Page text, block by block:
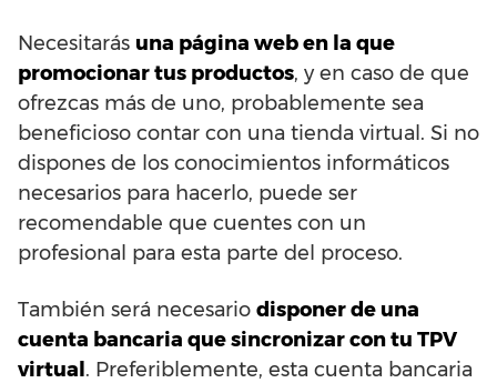
Necesitarás una página web en la que
promocionar tus productos, y en caso de que
ofrezcas más de uno, probablemente sea
beneficioso contar con una tienda virtual. Si no
dispones de los conocimientos informáticos
necesarios para hacerlo, puede ser
recomendable que cuentes con un
profesional para esta parte del proceso.
También será necesario disponer de una
cuenta bancaria que sincronizar con tu TPV
virtual. Preferiblemente, esta cuenta bancaria